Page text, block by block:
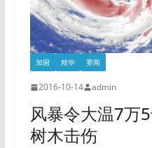
加国 精华 要闻
2016-10-14 admin
风暴令大温7万
树木击伤